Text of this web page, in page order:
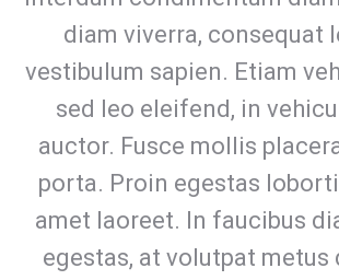
diam viverra, consequat
vestibulum sapien. Etiam
sed leo eleifend, in
auctor. Fusce mollis
porta. Proin egestas
amet laoreet. In faucibus
egestas, at volutpat metus